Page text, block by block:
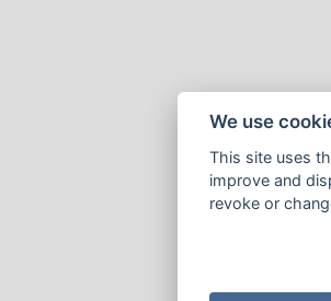
We use
This site uses
improve and
revoke or